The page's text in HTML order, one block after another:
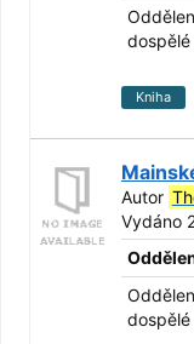
dospělé
Kniha
Autor
Vydáno
dospělé